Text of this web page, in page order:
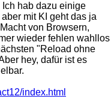
hab dazu einige
mit KI geht das ja
von Browsern,
wieder fehlen wahllos
"Reload ohne
hey, dafür ist es
index.html